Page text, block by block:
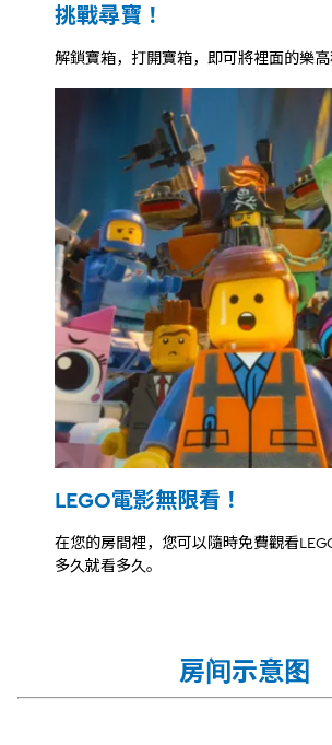
挑戰尋寶！
解鎖寶箱，打開寶箱，即可將裡面的樂高
LEGO電影無限看！
在您的房間裡，您可以隨時免費觀看
多久就看多久。
房间示意图